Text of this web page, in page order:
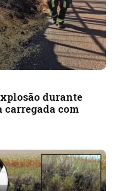
durante
carregada com